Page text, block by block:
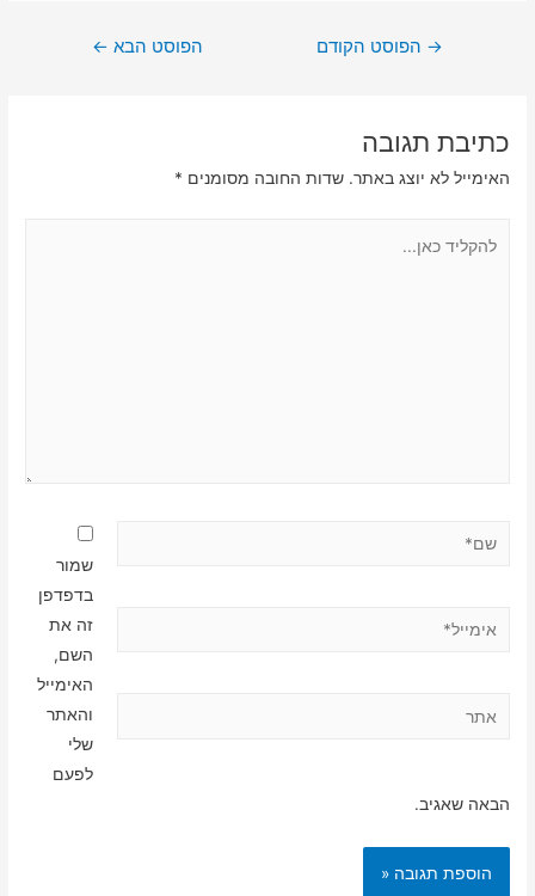
ניווט
→ הפוסט הקודם הפוסט הבא ←
כתיבת תגובה
האימייל לא יוצג באתר. שדות החובה מסומנים *
שמור
בדפדפן
זה את
השם,
האימייל
והאתר
שלי
לפעם
הבאה שאגיב.